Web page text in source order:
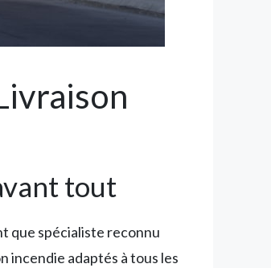
tout
que spécialiste reconnu
incendie adaptés à tous les